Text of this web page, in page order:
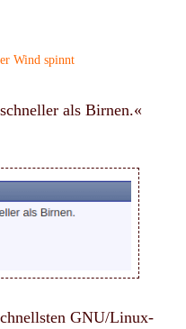
Wind spinnt
als Birnen.«
GNU/Linux-